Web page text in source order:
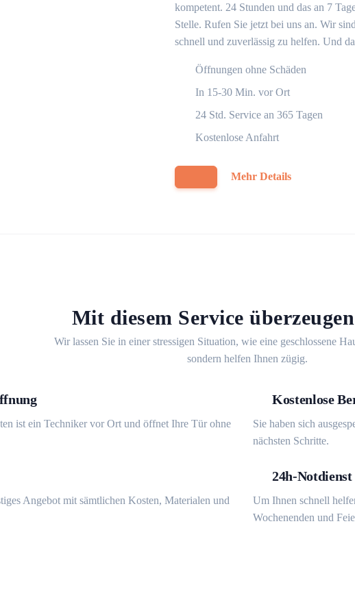
kompetent. 24 Stunden und das an 7
Stelle. Rufen Sie jetzt bei uns an. Wir
schnell und zuverlässig zu helfen. Und
Öffnungen ohne Schäden
In 15-30 Min. vor Ort
24 Std. Service an 365 Tagen
Kostenlose Anfahrt
Mehr Details
Mit diesem Service
Wir lassen Sie in einer stressigen Situation, wie eine geschlossene
sondern helfen Ihnen zügig.
ist ein Techniker vor Ort und öffnet Ihre Tür ohne
Kostenlose
Sie haben sich
nächsten Schritte.
Angebot mit sämtlichen Kosten, Materialen und
24h-Notdienst
Um Ihnen schnell
Wochenenden und